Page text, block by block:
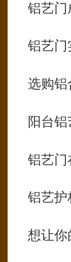
铝艺门
铝艺
选购铝
阳台
铝艺
铝艺护
想让